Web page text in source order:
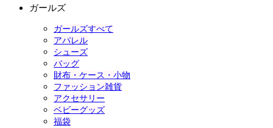
ガールズ
ガールズすべて
アパレル
シューズ
バッグ
財布・ケース・小物
ファッション雑貨
アクセサリー
ベビーグッズ
福袋